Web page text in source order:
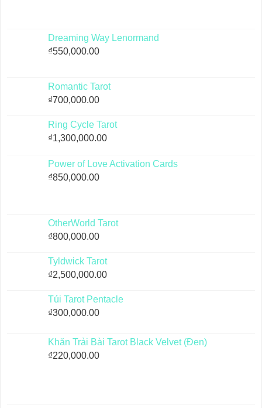
Dreaming Way Lenormand
₫550,000.00
Romantic Tarot
₫700,000.00
Ring Cycle Tarot
₫1,300,000.00
Power of Love Activation Cards
₫850,000.00
OtherWorld Tarot
₫800,000.00
Tyldwick Tarot
₫2,500,000.00
Túi Tarot Pentacle
₫300,000.00
Khăn Trải Bài Tarot Black Velvet (Đen)
₫220,000.00